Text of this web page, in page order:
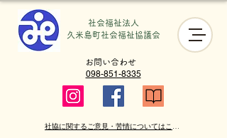
社会福祉法人
​久米島町社会福祉協議会
098-851-8335
お問い合わせ
社協に関するご意見・苦情についてはこちら